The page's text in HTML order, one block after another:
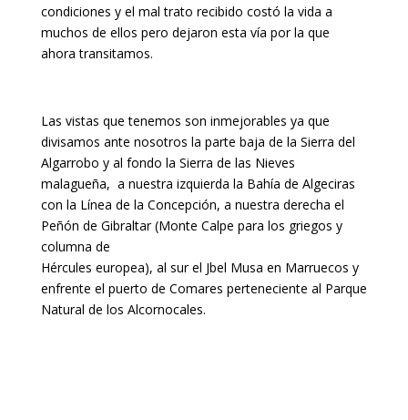
condiciones y el mal trato recibido costó la vida a
muchos de ellos pero dejaron esta vía por la que
ahora transitamos.
Las vistas que tenemos son inmejorables ya que
divisamos ante nosotros la parte baja de la Sierra del
Algarrobo y al fondo la Sierra de las Nieves
malagueña, a nuestra izquierda la Bahía de Algeciras
con la Línea de la Concepción, a nuestra derecha el
Peñón de Gibraltar (Monte Calpe para los griegos y
columna de
Hércules europea), al sur el Jbel Musa en Marruecos y
enfrente el puerto de Comares perteneciente al Parque
Natural de los Alcornocales.